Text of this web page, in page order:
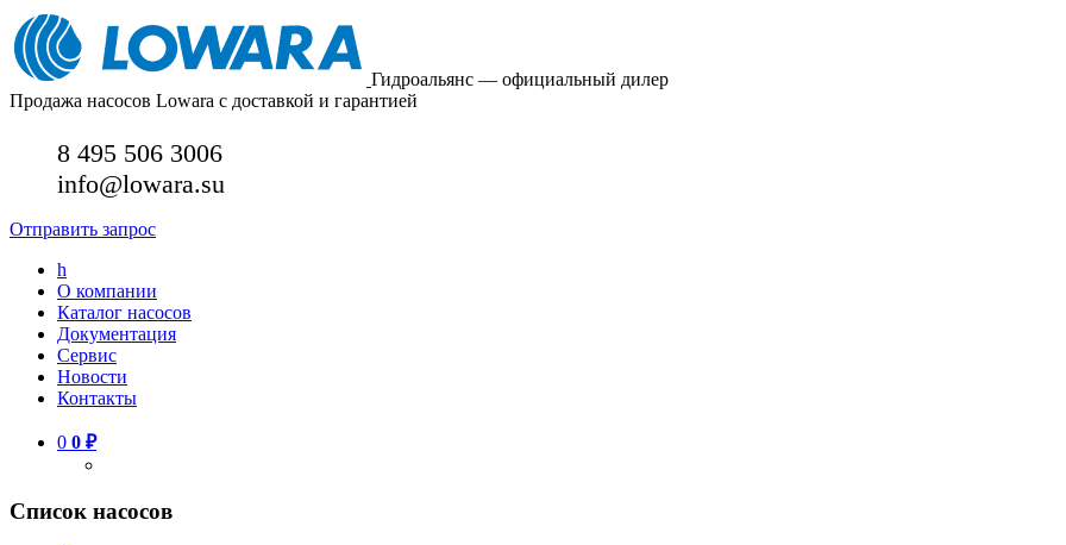
Гидроальянс — официальный дилер
Продажа насосов Lowara с доставкой и гарантией
8 495 506 3006
info@lowara.su
Отправить запрос
h
О компании
Каталог насосов
Документация
Сервис
Новости
Контакты
0 0 ₽
Список насосов